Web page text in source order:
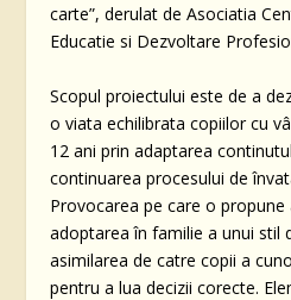
carte”, derulat de Asociatia
Educatie si Dezvoltare
Scopul proiectului este de a
o viata echilibrata copiilor cu
12 ani prin adaptarea
continuarea procesului de
Provocarea pe care o
adoptarea în familie a unui stil
asimilarea de catre copii a
pentru a lua decizii corecte.